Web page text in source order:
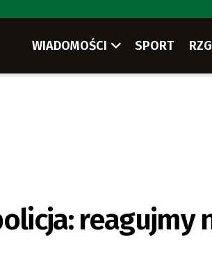
WIADOMOŚCI SPORT
reagujmy